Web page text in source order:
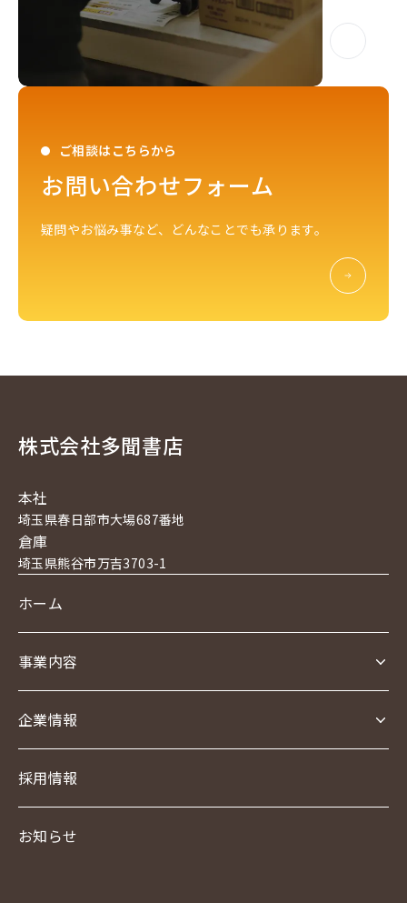
ご相談はこちらから
お問い合わせフォーム
疑問やお悩み事など、どんなことでも承ります。
株式会社多聞書店
本社
埼玉県春日部市大場687番地
倉庫
埼玉県熊谷市万吉3703-1
ホーム
事業内容
事業内容TOP
オンライン販売事業
企業情報
企業情報TOP
採用情報
お知らせ